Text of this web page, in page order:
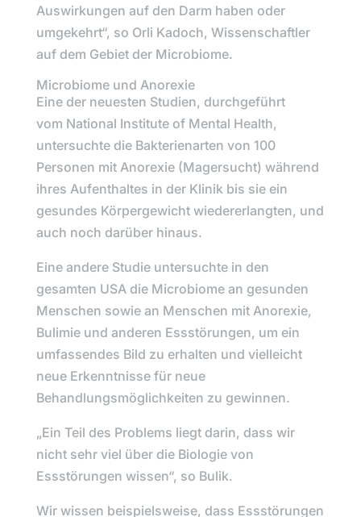
Auswirkungen auf den Darm haben oder
umgekehrt“, so Orli Kadoch, Wissenschaftler
auf dem Gebiet der Microbiome.
Microbiome und Anorexie
Eine der neuesten Studien, durchgeführt
vom National Institute of Mental Health,
untersuchte die Bakterienarten von 100
Personen mit Anorexie (Magersucht) während
ihres Aufenthaltes in der Klinik bis sie ein
gesundes Körpergewicht wiedererlangten, und
auch noch darüber hinaus.
Eine andere Studie untersuchte in den
gesamten USA die Microbiome an gesunden
Menschen sowie an Menschen mit Anorexie,
Bulimie und anderen Essstörungen, um ein
umfassendes Bild zu erhalten und vielleicht
neue Erkenntnisse für neue
Behandlungsmöglichkeiten zu gewinnen.
„Ein Teil des Problems liegt darin, dass wir
nicht sehr viel über die Biologie von
Essstörungen wissen“, so Bulik.
Wir wissen beispielsweise, dass Essstörungen